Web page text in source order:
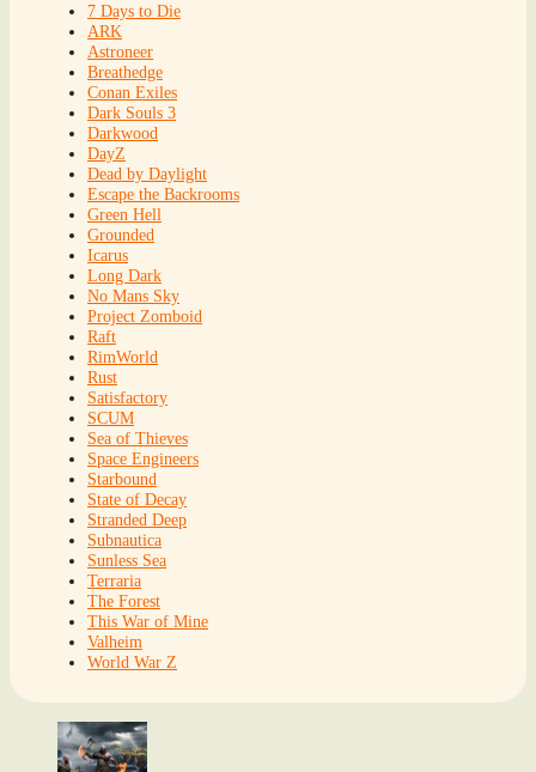
7 Days to Die
ARK
Astroneer
Breathedge
Conan Exiles
Dark Souls 3
Darkwood
DayZ
Dead by Daylight
Escape the Backrooms
Green Hell
Grounded
Icarus
Long Dark
No Mans Sky
Project Zomboid
Raft
RimWorld
Rust
Satisfactory
SCUM
Sea of Thieves
Space Engineers
Starbound
State of Decay
Stranded Deep
Subnautica
Sunless Sea
Terraria
The Forest
This War of Mine
Valheim
World War Z